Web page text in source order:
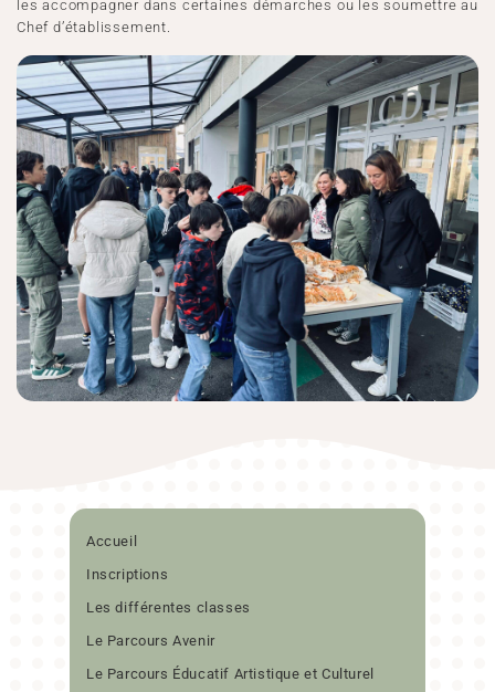
les accompagner dans certaines démarches ou les soumettre au
Chef d’établissement.
Accueil
Inscriptions
Les différentes classes
Le Parcours Avenir
Le Parcours Éducatif Artistique et Culturel